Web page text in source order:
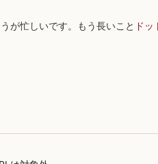
が忙しいです。もう長いこと ド